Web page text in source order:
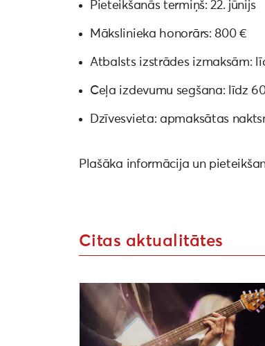
Pieteikšanās termiņš: 22. jūnijs
Mākslinieka honorārs: 800 €
Atbalsts izstrādes izmaksām:
Ceļa izdevumu segšana: līdz
Dzīvesvieta: apmaksātas
Plašāka informācija un
Citas aktualitātes